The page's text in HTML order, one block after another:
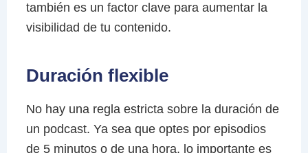
también es un factor clave para aumentar la
visibilidad de tu contenido.
Duración flexible
No hay una regla estricta sobre la duración de
un podcast. Ya sea que optes por episodios
de 5 minutos o de una hora, lo importante es